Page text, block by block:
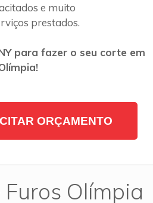
e muito
prestados.
para fazer o seu corte em
ORÇAMENTO
Olímpia